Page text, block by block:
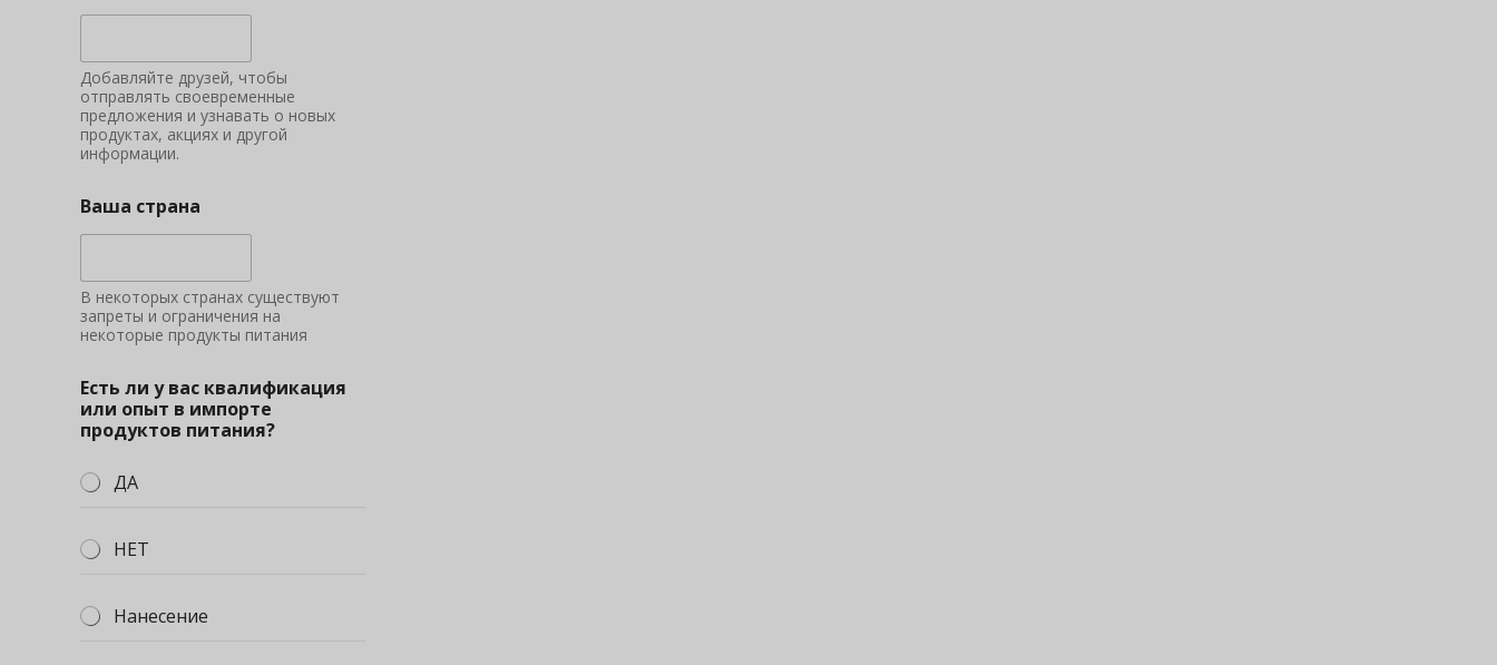
Добавляйте друзей, чтобы
отправлять своевременные
предложения и узнавать о новых
продуктах, акциях и другой
информации.
Ваша страна
В некоторых странах существуют
запреты и ограничения на
некоторые продукты питания
Есть ли у вас квалификация
или опыт в импорте
продуктов питания?
ДА
НЕТ
Нанесение